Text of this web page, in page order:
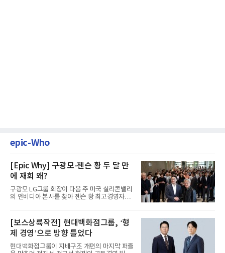
epic-Who
[Epic Why] 구광모-젠슨 황 두 달 만
에 재회 왜?
구광모 LG그룹 회장이 다음 주 미국 실리콘밸리
의 엔비디아 본사를 찾아 젠슨 황 최고경영자
[보스상륙작전] 현대백화점그룹, ‘형
제 경영’으로 방향 틀었다
현대백화점그룹이 지배구조 개편의 마지막 퍼즐